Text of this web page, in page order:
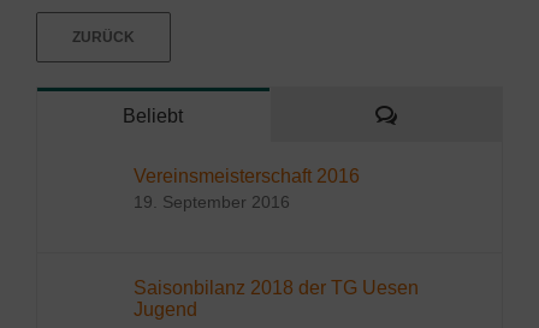
ZURÜCK
Beliebt Kommentare
Vereinsmeisterschaft 2016
19. September 2016
Saisonbilanz 2018 der TG Uesen
Jugend